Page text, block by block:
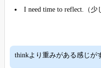
I need time to reflect.（少
thinkより重みがある感じが